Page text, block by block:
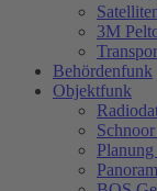
3M
Behördenfunk
Objektfunk